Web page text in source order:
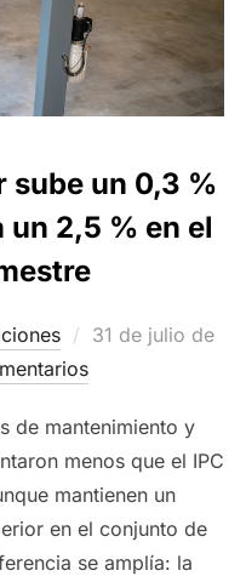
sube un 0,3 %
2,5 % en el
Publicado
31 de julio de
de mantenimiento y
menos que el IPC
mantienen un
en el conjunto de
se amplía: la